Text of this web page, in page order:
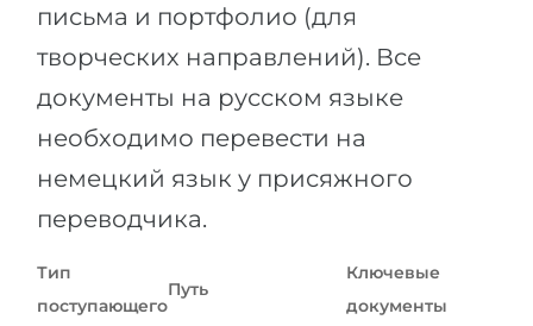
письма и портфолио (для
творческих направлений). Все
документы на русском языке
необходимо перевести на
немецкий язык у присяжного
переводчика.
Тип
поступающего
Путь
Ключевые
документы